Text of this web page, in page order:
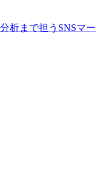
析まで担うSNSマー